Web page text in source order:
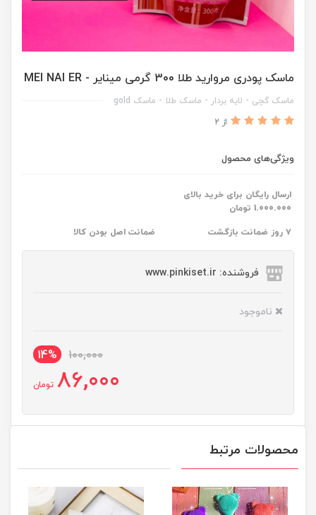
ماسک پودری مروارید طلا 300 گرمی مینایر - MEI NAI ER
ماسک گچی - لایه بردار - ماسک طلا - ماسک gold
از 2
ویژگی‌های محصول
ارسال رایگان برای خرید بالای
1.000.000 تومان
۷ روز ضمانت بازگشت ضمانت اصل بودن کالا
فروشنده: www.pinkiset.ir
ناموجود
100,000
14%
86,000 تومان
محصولات مرتبط